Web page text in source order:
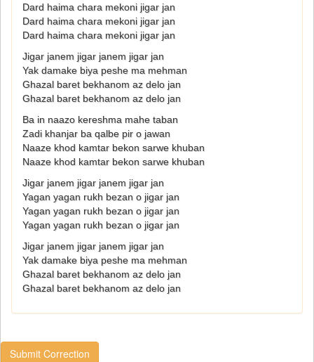
Dard haima chara mekoni jigar jan
Dard haima chara mekoni jigar jan
Dard haima chara mekoni jigar jan
Jigar janem jigar janem jigar jan
Yak damake biya peshe ma mehman
Ghazal baret bekhanom az delo jan
Ghazal baret bekhanom az delo jan
Ba in naazo kereshma mahe taban
Zadi khanjar ba qalbe pir o jawan
Naaze khod kamtar bekon sarwe khuban
Naaze khod kamtar bekon sarwe khuban
Jigar janem jigar janem jigar jan
Yagan yagan rukh bezan o jigar jan
Yagan yagan rukh bezan o jigar jan
Yagan yagan rukh bezan o jigar jan
Jigar janem jigar janem jigar jan
Yak damake biya peshe ma mehman
Ghazal baret bekhanom az delo jan
Ghazal baret bekhanom az delo jan
Submit Correction